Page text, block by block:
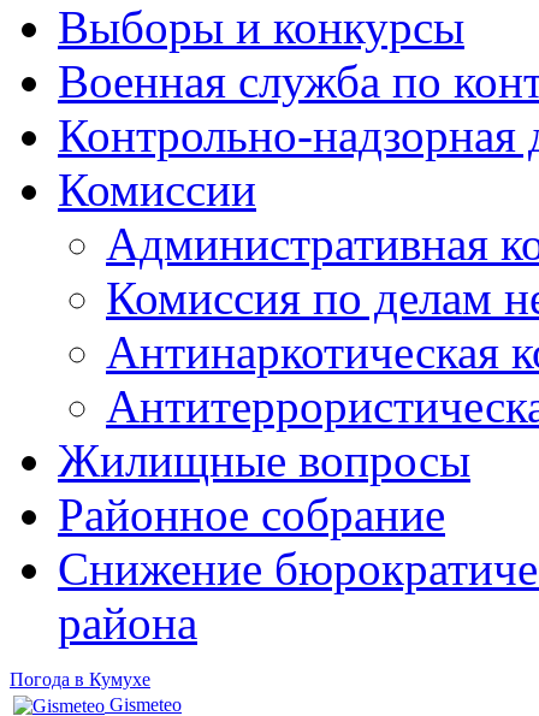
Выборы и конкурсы
Военная служба по
Контрольно-надзорная
Комиссии
Административная
Комиссия по делам
Антинаркотическая
Жилищные вопросы
Районное собрание
Снижение
района
Погода в Кумухе
Gismeteo